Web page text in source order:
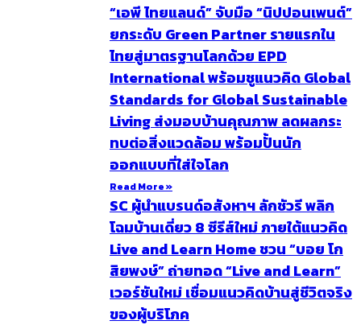
“เอพี ไทยแลนด์” จับมือ “นิปปอนเพนต์”
ยกระดับ Green Partner รายแรกใน
ไทยสู่มาตรฐานโลกด้วย EPD
International พร้อมชูแนวคิด Global
Standards for Global Sustainable
Living ส่งมอบบ้านคุณภาพ ลดผลกระ
ทบต่อสิ่งแวดล้อม พร้อมปั้นนัก
ออกแบบที่ใส่ใจโลก
Read More »
SC ผู้นำแบรนด์อสังหาฯ ลักชัวรี พลิก
โฉมบ้านเดี่ยว 8 ซีรีส์ใหม่ ภายใต้แนวคิด
Live and Learn Home ชวน “บอย โก
สิยพงษ์” ถ่ายทอด “Live and Learn”
เวอร์ชันใหม่ เชื่อมแนวคิดบ้านสู่ชีวิตจริง
ของผู้บริโภค